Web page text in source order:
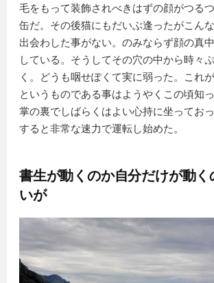
毛をもって装飾されべきはずの顔がつる
缶だ。その後猫にもだいぶ逢ったがこん
出会わした事がない。のみならず顔の真
している。そうしてその穴の中から時々
く。どうも咽せぽくて実に弱った。これ
というものである事はようやくこの頃知
掌の裏でしばらくはよい心持に坐ってお
すると非常な速力で運転し始めた。
書生が動くのか自分だけが動
いが